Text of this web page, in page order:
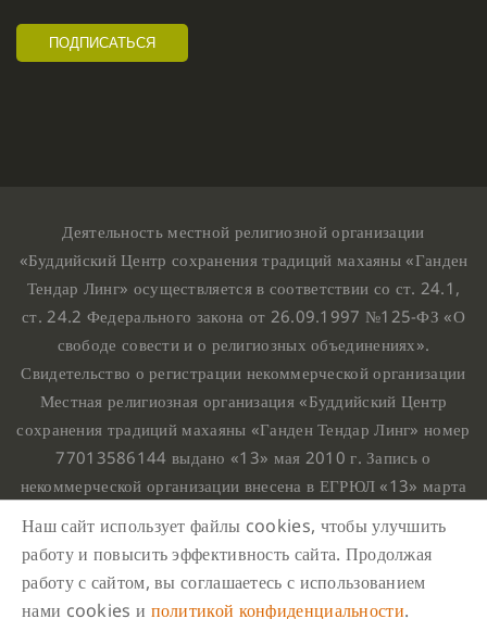
Деятельность местной религиозной организации
«Буддийский Центр сохранения традиций махаяны «Ганден
Тендар Линг» осуществляется в соответствии со ст. 24.1,
ст. 24.2 Федерального закона от 26.09.1997 №125-ФЗ «О
свободе совести и о религиозных объединениях».
Свидетельство о регистрации некоммерческой организации
Местная религиозная организация «Буддийский Центр
сохранения традиций махаяны «Ганден Тендар Линг» номер
77013586144 выдано «13» мая 2010 г. Запись о
некоммерческой организации внесена в ЕГРЮЛ «13» марта
номером 1107799015708.
Ганден Тендар Линг © 2020 Все права защищены
Наш адрес : г. Москва, Нахимовский проспект, 32. Этаж
Наш сайт использует файлы cookies, чтобы улучшить
работу и повысить эффективность сайта. Продолжая
работу с сайтом, вы соглашаетесь с использованием
нами cookies и политикой конфиденциальности.